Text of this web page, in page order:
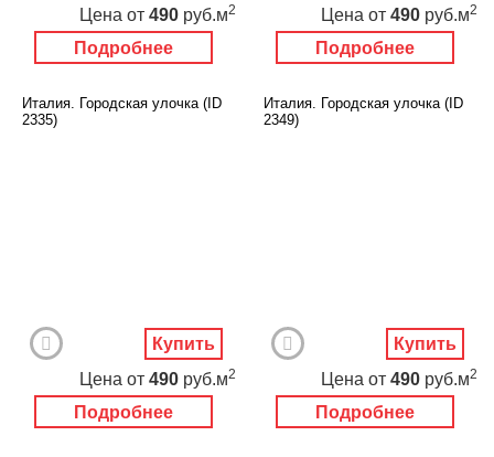
Подробнее
Цена от 490 руб.м2
Подробнее
Цена от 490 руб.м2
Италия. Городская улочка (ID
2335)
Подробнее
Цена от 490 руб.м2
Купить
Италия. Городская улочка (ID
2349)
Подробнее
Цена от 490 руб.м2
Купить